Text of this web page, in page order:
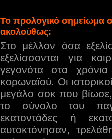
Το προλογικό σημείωμα
ακολούθως:
Στο μέλλον όσα
εξελίσσονται για
γεγονότα στα
κορωναϊού. Οι
μεγάλο σοκ που
το σύνολο του
εκατοντάδες ή
αυτοκτόνησαν,